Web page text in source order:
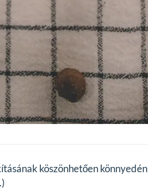
köszönhetően könnyedén